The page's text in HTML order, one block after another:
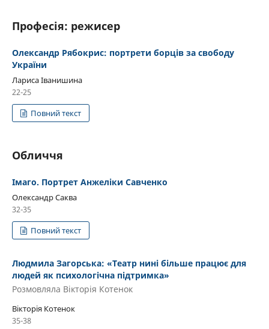
Професія: режисер
Олександр Рябокрис: портрети борців за свободу
України
Лариса Іванишина
22-25
Повний текст
Обличчя
Імаго. Портрет Анжеліки Савченко
Олександр Саква
32-35
Повний текст
Людмила Загорська: «Театр нині більше працює для
людей як психологічна підтримка»
Розмовляла Вікторія Котенок
Вікторія Котенок
35-38